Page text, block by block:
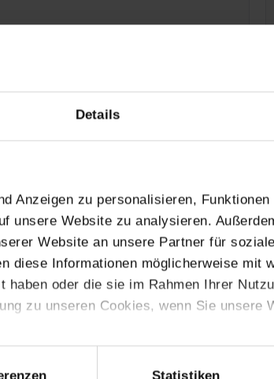
Details
Anzeigen zu personalisieren,
unsere Website zu analysieren.
Website an unsere Partner für
diese Informationen möglicherweise mit
haben oder die sie im Rahmen Ihrer
zu unseren Cookies, wenn Sie unsere
Statistiken
BAUSTELLE PULLACH